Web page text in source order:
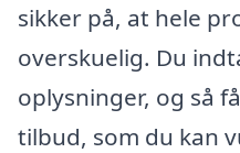
sikker på, at hele
overskuelig. Du
oplysninger, og så
tilbud, som du kan